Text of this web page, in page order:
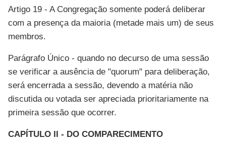
Artigo 19 - A Congregação somente poderá deliberar
com a presença da maioria (metade mais um) de seus
membros.
Parágrafo Único - quando no decurso de uma sessão
se verificar a ausência de "quorum" para deliberação,
será encerrada a sessão, devendo a matéria não
discutida ou votada ser apreciada prioritariamente na
primeira sessão que ocorrer.
CAPÍTULO II - DO COMPARECIMENTO